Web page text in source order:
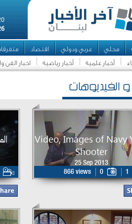
محلي عربي ودولي اقتصاد
أخبار علمية أخبار رياضية اخبار الفن
و الفيديوهات
Video, Images of Navy
Shooter
25 Sep 2013
866 views
0 1